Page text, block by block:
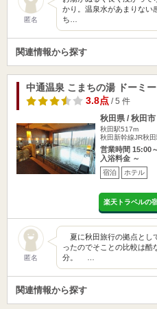
匿名
かり。温泉水があまりない
ち…
関連情報から探す
中通温泉 こまちの湯 ドーミ
3.8点/ 5 件
秋田県 / 秋田市
秋田駅517m
秋田新幹線JR秋
営業時間 15:00
入浴料金 ～
宿泊 ホテル
楽天トラベルの
匿名
夏に秋田旅行の拠点とし
ったのでそことの比較は酷
分。 …
関連情報から探す